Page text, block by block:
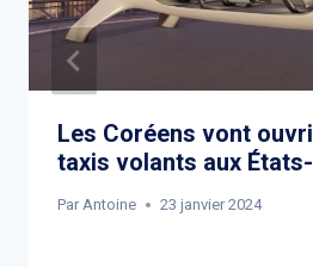
Les Coréens vont
taxis volants aux
Par Antoine 23 janvier 2024